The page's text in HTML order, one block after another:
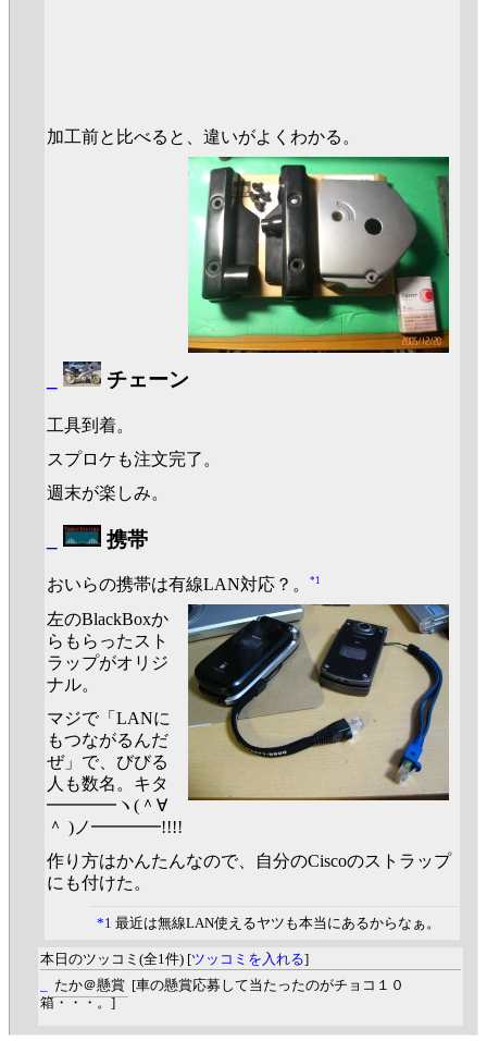
加工前と比べると、違いがよくわかる。
チェーン
工具到着。
スプロケも注文完了。
週末が楽しみ。
携帯
おいらの携帯は有線LAN対応？。 *1
左のBlackBoxか
らもらったスト
ラップがオリジ
ナル。
マジで「LANに
もつながるんだ
ぜ」で、びびる
人も数名。キタ
━━━━ヽ(＾∀
＾ )ノ━━━━!!!!
作り方はかんたんなので、自分のCiscoのストラップ
にも付けた。
*1 最近は無線LAN使えるヤツも本当にあるからなぁ。
本日のツッコミ(全1件) [ツッコミを入れる]
たか＠懸賞 [車の懸賞応募して当たったのがチョコ１０
箱・・・。]